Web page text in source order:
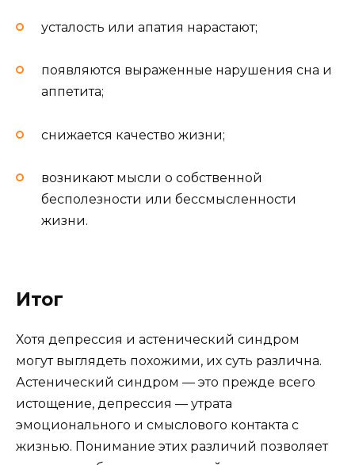
усталость или апатия нарастают;
появляются выраженные нарушения сна и
аппетита;
снижается качество жизни;
возникают мысли о собственной
бесполезности или бессмысленности
жизни.
Итог
Хотя депрессия и астенический синдром
могут выглядеть похожими, их суть различна.
Астенический синдром — это прежде всего
истощение, депрессия — утрата
эмоционального и смыслового контакта с
жизнью. Понимание этих различий позволяет